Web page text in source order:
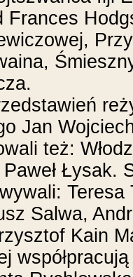
Frances
Jan
też:
Łysak.
Teresa
Salwa,
Kain